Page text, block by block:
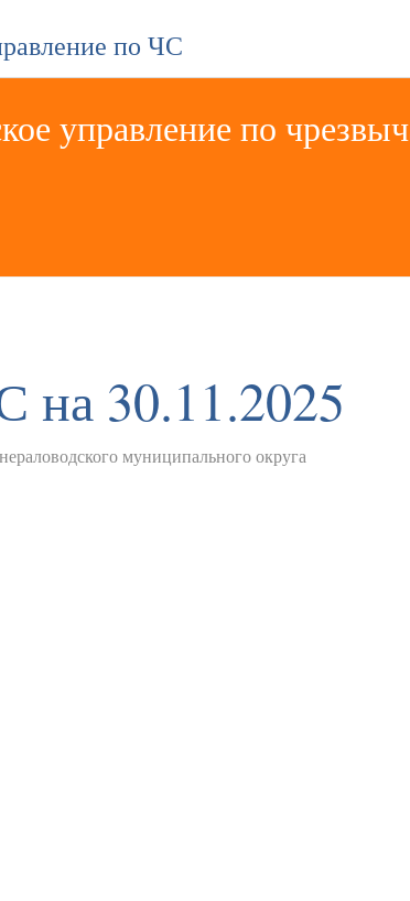
по ЧС
на 30.11.2025
муниципального округа